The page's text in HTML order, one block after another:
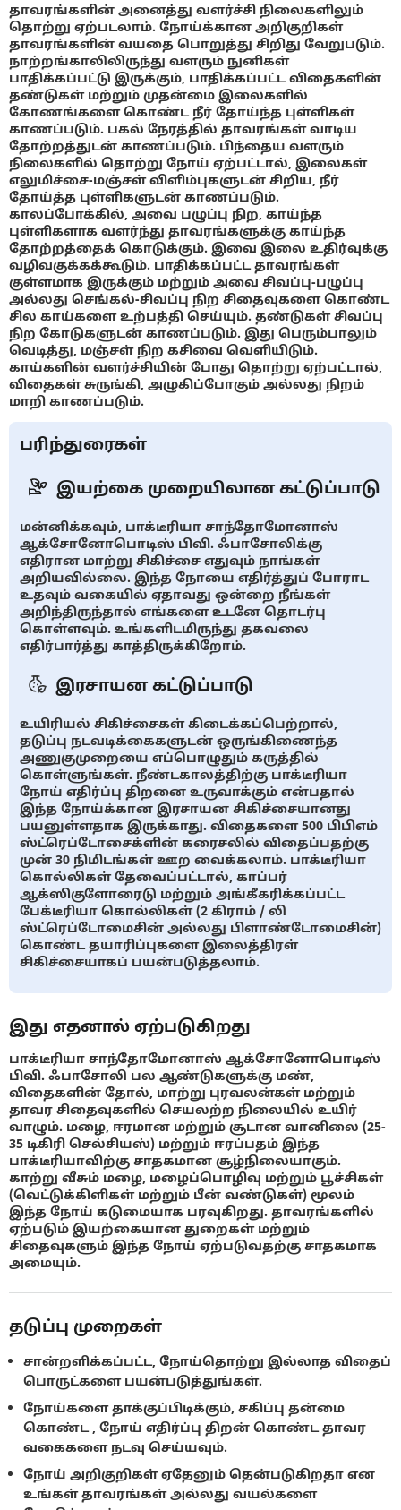
தாவரங்களின் அனைத்து வளர்ச்சி நிலைகளிலும்
தொற்று ஏற்படலாம். நோய்க்கான அறிகுறிகள்
தாவரங்களின் வயதை பொறுத்து சிறிது வேறுபடும்.
நாற்றங்காலிலிருந்து வளரும் நுனிகள்
பாதிக்கப்பட்டு இருக்கும், பாதிக்கப்பட்ட விதைகளின்
தண்டுகள் மற்றும் முதன்மை இலைகளில்
கோணங்களை கொண்ட நீர் தோய்ந்த புள்ளிகள்
காணப்படும். பகல் நேரத்தில் தாவரங்கள் வாடிய
தோற்றத்துடன் காணப்படும். பிந்தைய வளரும்
நிலைகளில் தொற்று நோய் ஏற்பட்டால், இலைகள்
எலுமிச்சை-மஞ்சள் விளிம்புகளுடன் சிறிய, நீர்
தோய்த்த புள்ளிகளுடன் காணப்படும்.
காலப்போக்கில், அவை பழுப்பு நிற, காய்ந்த
புள்ளிகளாக வளர்ந்து தாவரங்களுக்கு காய்ந்த
தோற்றத்தைக் கொடுக்கும். இவை இலை உதிர்வுக்கு
வழிவகுக்கக்கூடும். பாதிக்கப்பட்ட தாவரங்கள்
குள்ளமாக இருக்கும் மற்றும் அவை சிவப்பு-பழுப்பு
அல்லது செங்கல்-சிவப்பு நிற சிதைவுகளை கொண்ட
சில காய்களை உற்பத்தி செய்யும். தண்டுகள் சிவப்பு
நிற கோடுகளுடன் காணப்படும். இது பெரும்பாலும்
வெடித்து, மஞ்சள் நிற கசிவை வெளியிடும்.
காய்களின் வளர்ச்சியின் போது தொற்று ஏற்பட்டால்,
விதைகள் சுருங்கி, அழுகிப்போகும் அல்லது நிறம்
மாறி காணப்படும்.
பரிந்துரைகள்
இயற்கை முறையிலான கட்டுப்பாடு
மன்னிக்கவும், பாக்டீரியா சாந்தோமோனாஸ்
ஆக்சோனோபொடிஸ் பிவி. ஃபாசோலிக்கு
எதிரான மாற்று சிகிச்சை எதுவும் நாங்கள்
அறியவில்லை. இந்த நோயை எதிர்த்துப் போராட
உதவும் வகையில் ஏதாவது ஒன்றை நீங்கள்
அறிந்திருந்தால் எங்களை உடனே தொடர்பு
கொள்ளவும். உங்களிடமிருந்து தகவலை
எதிர்பார்த்து காத்திருக்கிறோம்.
இரசாயன கட்டுப்பாடு
உயிரியல் சிகிச்சைகள் கிடைக்கப்பெற்றால்,
தடுப்பு நடவடிக்கைகளுடன் ஒருங்கிணைந்த
அணுகுமுறையை எப்பொழுதும் கருத்தில்
கொள்ளுங்கள். நீண்டகாலத்திற்கு பாக்டீரியா
நோய் எதிர்ப்பு திறனை உருவாக்கும் என்பதால்
இந்த நோய்க்கான இரசாயன சிகிச்சையானது
பயனுள்ளதாக இருக்காது. விதைகளை 500 பிபிஎம்
ஸ்ட்ரெப்டோசைக்ளின் கரைசலில் விதைப்பதற்கு
முன் 30 நிமிடங்கள் ஊற வைக்கலாம். பாக்டீரியா
கொல்லிகள் தேவைப்பட்டால், காப்பர்
ஆக்ஸிகுளோரைடு மற்றும் அங்கீகரிக்கப்பட்ட
பேக்டீரியா கொல்லிகள் (2 கிராம் / லி
ஸ்ட்ரெப்டோமைசின் அல்லது பிளாண்டோமைசின்)
கொண்ட தயாரிப்புகளை இலைத்திரள்
சிகிச்சையாகப் பயன்படுத்தலாம்.
இது எதனால் ஏற்படுகிறது
பாக்டீரியா சாந்தோமோனாஸ் ஆக்சோனோபொடிஸ்
பிவி. ஃபாசோலி பல ஆண்டுகளுக்கு மண்,
விதைகளின் தோல், மாற்று புரவலன்கள் மற்றும்
தாவர சிதைவுகளில் செயலற்ற நிலையில் உயிர்
வாழும். மழை, ஈரமான மற்றும் சூடான வானிலை (25-
35 டிகிரி செல்சியஸ்) மற்றும் ஈரப்பதம் இந்த
பாக்டீரியாவிற்கு சாதகமான சூழ்நிலையாகும்.
காற்று வீசும் மழை, மழைப்பொழிவு மற்றும் பூச்சிகள்
(வெட்டுக்கிளிகள் மற்றும் பீன் வண்டுகள்) மூலம்
இந்த நோய் கடுமையாக பரவுகிறது. தாவரங்களில்
ஏற்படும் இயற்கையான துறைகள் மற்றும்
சிதைவுகளும் இந்த நோய் ஏற்படுவதற்கு சாதகமாக
அமையும்.
தடுப்பு முறைகள்
சான்றளிக்கப்பட்ட, நோய்தொற்று இல்லாத விதைப்
பொருட்களை பயன்படுத்துங்கள்.
நோய்களை தாக்குப்பிடிக்கும், சகிப்பு தன்மை
கொண்ட , நோய் எதிர்ப்பு திறன் கொண்ட தாவர
வகைகளை நடவு செய்யவும்.
நோய் அறிகுறிகள் ஏதேனும் தென்படுகிறதா என
உங்கள் தாவரங்கள் அல்லது வயல்களை